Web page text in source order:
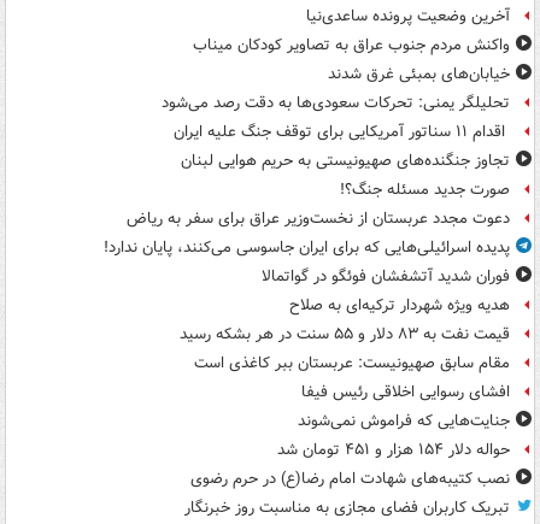
آخرین وضعیت پرونده ساعدی‌نیا
واکنش مردم جنوب عراق به تصاویر کودکان میناب
خیابان‌های بمبئی غرق شدند
تحلیلگر یمنی: تحرکات سعودی‌ها به دقت رصد می‌شود
اقدام ۱۱ سناتور آمریکایی برای توقف جنگ علیه ایران
تجاوز جنگنده‌های صهیونیستی به حریم هوایی لبنان
صورت جدید مسئله جنگ؟!
دعوت مجدد عربستان از نخست‌وزیر عراق برای سفر به ریاض
پدیده اسرائیلی‌هایی که برای ایران جاسوسی می‌کنند، پایان ندارد!
فوران شدید آتشفشان فوئگو در گواتمالا
هدیه ویژه شهردار ترکیه‌ای به صلاح
قیمت نفت به ۸۳ دلار و ۵۵ سنت در هر بشکه رسید
مقام سابق صهیونیست: عربستان ببر کاغذی است
افشای رسوایی اخلاقی رئیس فیفا
جنایت‌هایی که فراموش نمی‌شوند
حواله دلار ۱۵۴ هزار و ۴۵۱ تومان شد
نصب کتیبه‌های شهادت امام رضا(ع) در حرم رضوی
تبریک کاربران فضای مجازی به مناسبت روز خبرنگار